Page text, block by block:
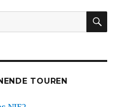
TOUREN